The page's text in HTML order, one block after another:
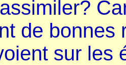
de bonnes
sur les